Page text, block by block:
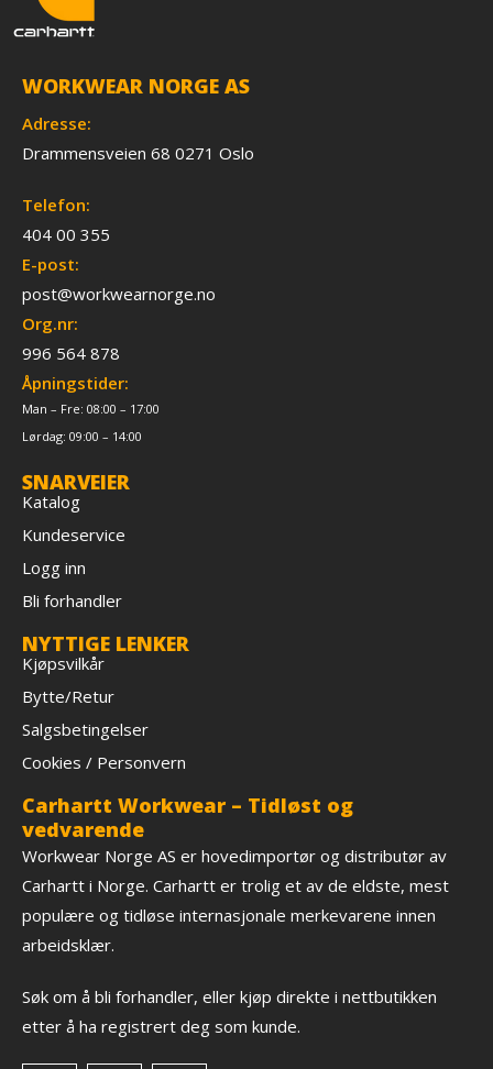
WORKWEAR NORGE AS
Adresse:
Drammensveien 68 0271 Oslo
Telefon:
404 00 355
E-post:
post@workwearnorge.no
Org.nr:
996 564 878
Åpningstider:
Man – Fre: 08:00 – 17:00
Lørdag: 09:00 – 14:00
SNARVEIER
Katalog
Kundeservice
Logg inn
Bli forhandler
NYTTIGE LENKER
Kjøpsvilkår
Bytte/Retur
Salgsbetingelser
Cookies / Personvern
Carhartt Workwear – Tidløst og
vedvarende
Workwear Norge AS er hovedimportør og distributør av
Carhartt i Norge. Carhartt er trolig et av de eldste, mest
populære og tidløse internasjonale merkevarene innen
arbeidsklær.
Søk om å bli forhandler, eller kjøp direkte i nettbutikken
etter å ha registrert deg som kunde.